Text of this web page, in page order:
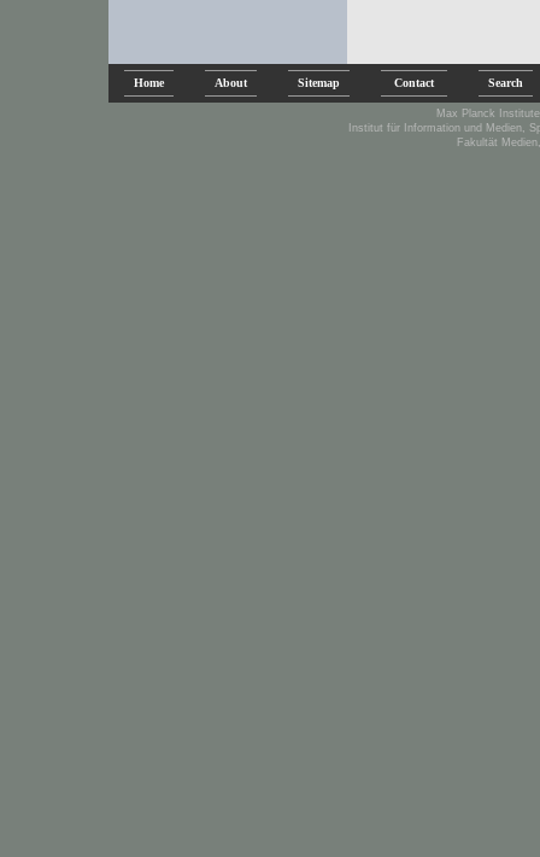
Home About Sitemap Contact Search
Max Planck
Institut für Information und Medien,
Fakultät